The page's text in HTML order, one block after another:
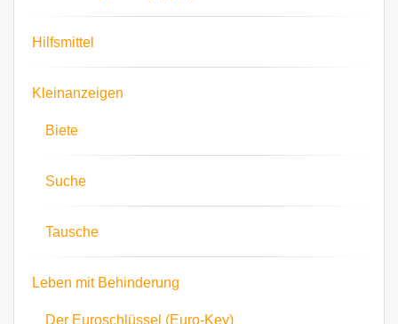
Hilfsmittel
Kleinanzeigen
Biete
Suche
Tausche
Leben mit Behinderung
Der Euroschlüssel (Euro-Key)